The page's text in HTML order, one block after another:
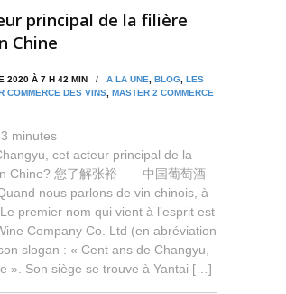
principal de la filière
Chine
2020 À 7 H 42 MIN / A LA UNE BLOG LES
COMMERCE DES VINS MASTER 2 COMMERCE
3 minutes
cet acteur principal de la
Chine? 您了解张裕——中国葡萄酒
nous parlons de vin chinois, à
premier nom qui vient à l’esprit est
Company Co. Ltd (en abréviation
slogan : « Cent ans de Changyu,
». Son siège se trouve à Yantai […]